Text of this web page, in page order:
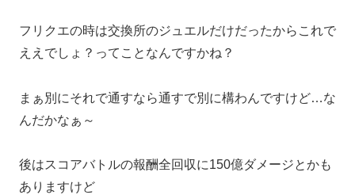
フリクエの時は交換所のジュエルだけだったからこれで
ええでしょ？ってことなんですかね？
まぁ別にそれで通すなら通すで別に構わんですけど…な
んだかなぁ～
後はスコアバトルの報酬全回収に150億ダメージとかも
ありますけど